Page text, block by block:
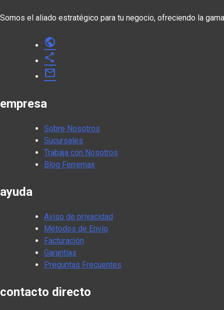
Somos el aliado estratégico para tu negocio, ofreciendo la
public
share
mail
empresa
Sobre Nosotros
Sucursales
Trabaja con Nosotros
Blog Ferremax
ayuda
Aviso de privacidad
Métodos de Envío
Facturación
Garantías
Preguntas Frecuentes
contacto directo